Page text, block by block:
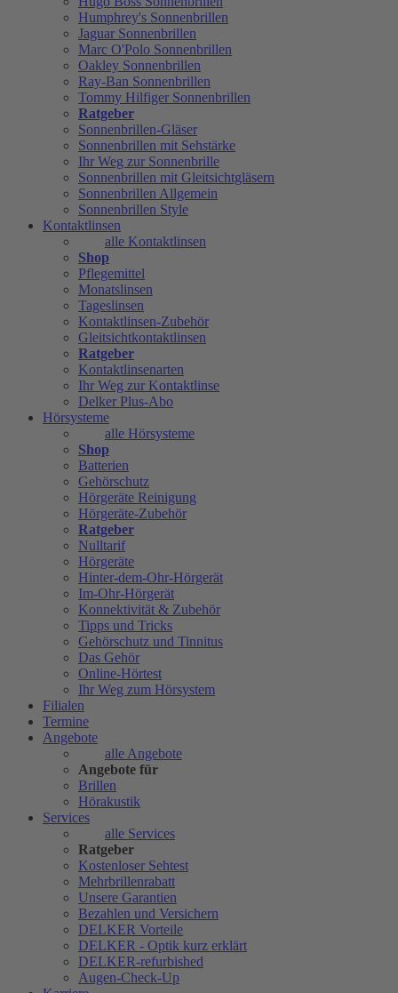
Humphrey's Sonnenbrillen
Jaguar Sonnenbrillen
Marc O'Polo Sonnenbrillen
Oakley Sonnenbrillen
Ray-Ban Sonnenbrillen
Tommy Hilfiger Sonnenbrillen
Ratgeber
Sonnenbrillen-Gläser
Sonnenbrillen mit Sehstärke
Ihr Weg zur Sonnenbrille
Sonnenbrillen mit Gleitsichtgläsern
Sonnenbrillen Allgemein
Sonnenbrillen Style
Kontaktlinsen
alle Kontaktlinsen
Shop
Pflegemittel
Monatslinsen
Tageslinsen
Kontaktlinsen-Zubehör
Gleitsichtkontaktlinsen
Ratgeber
Kontaktlinsenarten
Ihr Weg zur Kontaktlinse
Delker Plus-Abo
Hörsysteme
alle Hörsysteme
Shop
Batterien
Gehörschutz
Hörgeräte Reinigung
Hörgeräte-Zubehör
Ratgeber
Nulltarif
Hörgeräte
Hinter-dem-Ohr-Hörgerät
Im-Ohr-Hörgerät
Konnektivität & Zubehör
Tipps und Tricks
Gehörschutz und Tinnitus
Das Gehör
Online-Hörtest
Ihr Weg zum Hörsystem
Filialen
Termine
Angebote
alle Angebote
Angebote für
Brillen
Hörakustik
Services
alle Services
Ratgeber
Kostenloser Sehtest
Mehrbrillenrabatt
Unsere Garantien
Bezahlen und Versichern
DELKER Vorteile
DELKER - Optik kurz erklärt
DELKER-refurbished
Augen-Check-Up